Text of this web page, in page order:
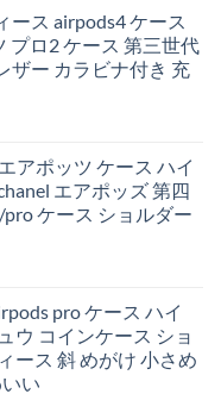
ース airpods4 ケース
プロ2 ケース 第三世代
ザー カラビナ付き 充
アポッツ ケース ハイ
エアポッズ 第四
ケース ショルダー
pro ケース ハイ
ウ コインケース ショ
ース 斜 めがけ 小さめ
い